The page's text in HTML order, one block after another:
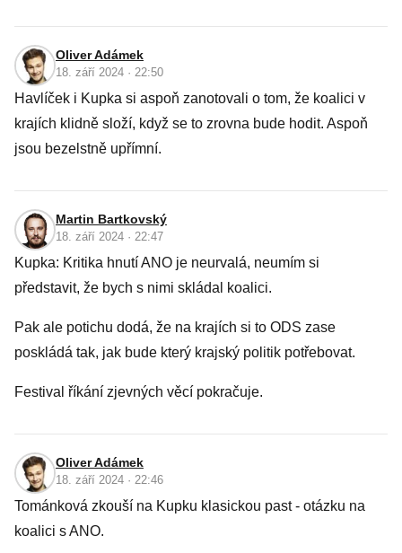
Oliver Adámek
18. září 2024 · 22:50
Havlíček i Kupka si aspoň zanotovali o tom, že koalici v
krajích klidně složí, když se to zrovna bude hodit. Aspoň
jsou bezelstně upřímní.
Martin Bartkovský
18. září 2024 · 22:47
Kupka: Kritika hnutí ANO je neurvalá, neumím si
představit, že bych s nimi skládal koalici.
Pak ale potichu dodá, že na krajích si to ODS zase
poskládá tak, jak bude který krajský politik potřebovat.
Festival říkání zjevných věcí pokračuje.
Oliver Adámek
18. září 2024 · 22:46
Tománková zkouší na Kupku klasickou past - otázku na
koalici s ANO.